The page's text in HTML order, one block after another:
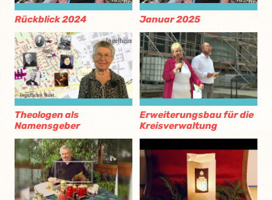
Rückblick 2024 Januar 2025
Theologen als
Namensgeber
Erweiterungsbau für die
Kreisverwaltung